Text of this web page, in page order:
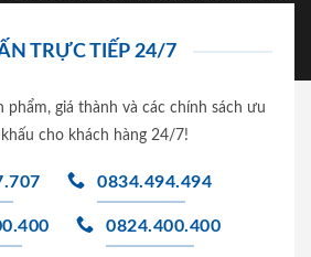
TRỰC TIẾP 24/7
phẩm, giá thành và các chính sách ưu
cho khách hàng 24/7!
0834.494.494
0824.400.400